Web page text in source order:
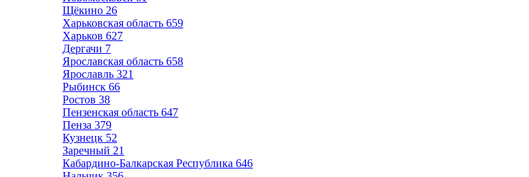
Щёкино 26
Харьковская область 659
Харьков 627
Дергачи 7
Ярославская область 658
Ярославль 321
Рыбинск 66
Ростов 38
Пензенская область 647
Пенза 379
Кузнецк 52
Заречный 21
Кабардино-Балкарская Республика 646